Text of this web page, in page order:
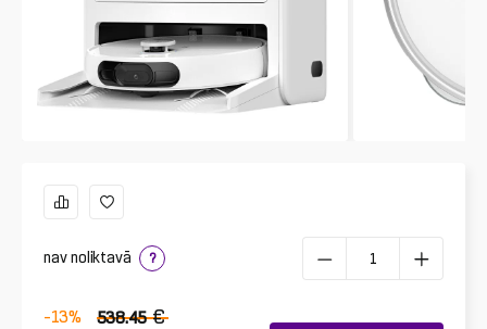
nav noliktavā ?
-13% 538.45 €